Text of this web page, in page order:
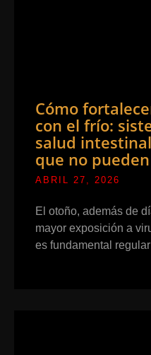
Cómo
con el frío:
salud
que no
ABRIL 27, 2026
El otoño, además de
mayor exposición a
es fundamental